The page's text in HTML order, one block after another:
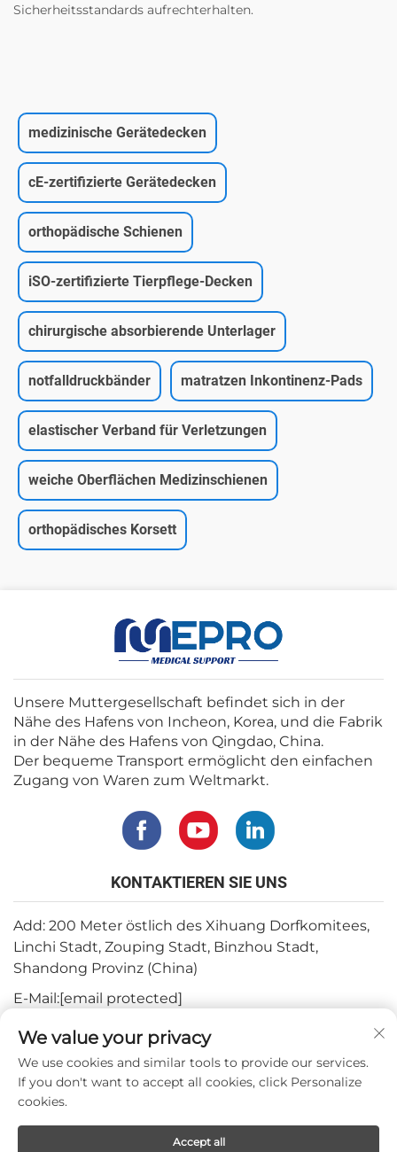
Sicherheitsstandards aufrechterhalten.
medizinische Gerätedecken
cE-zertifizierte Gerätedecken
orthopädische Schienen
iSO-zertifizierte Tierpflege-Decken
chirurgische absorbierende Unterlager
notfalldruckbänder matratzen Inkontinenz-Pads
elastischer Verband für Verletzungen
weiche Oberflächen Medizinschienen
orthopädisches Korsett
Unsere Muttergesellschaft befindet sich in der
Nähe des Hafens von Incheon, Korea, und die Fabrik
in der Nähe des Hafens von Qingdao, China.
Der bequeme Transport ermöglicht den einfachen
Zugang von Waren zum Weltmarkt.
KONTAKTIEREN SIE UNS
Add: 200 Meter östlich des Xihuang Dorfkomitees,
Linchi Stadt, Zouping Stadt, Binzhou Stadt,
Shandong Provinz (China)
E-Mail:[email protected]
Tel.: +82-3180427370
Telefon: +86-15564344404
WhatsApp: +82-1022396668
Urheberrecht © 2024 Mepro Medical Co.,Ltd.
We value your privacy
We use cookies and similar tools to provide our services.
If you don't want to accept all cookies, click Personalize
cookies.
Accept all